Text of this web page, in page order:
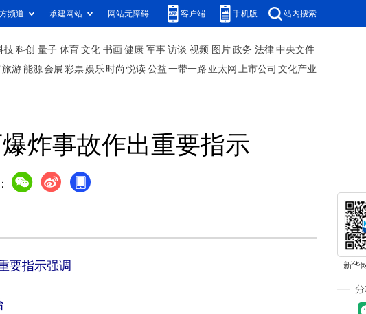
频道 承建网站 网站无障碍 客户端 手机版 站内搜索
技 科创 量子 体育 文化 书画 健康 军事 访谈 视频 图片 政务 法律 中央文件
旅游 能源 会展 彩票娱乐 时尚 悦读 公益 一带一路 亚太网 上市公司 文化产业
炸事故作出重要指示
要指示强调